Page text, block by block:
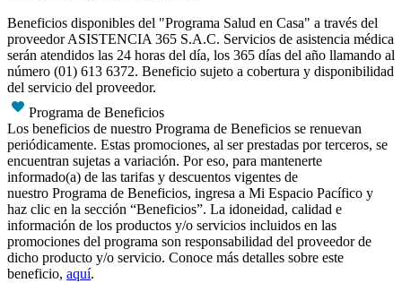
Beneficios disponibles del "Programa Salud en Casa" a través del
proveedor ASISTENCIA 365 S.A.C. Servicios de asistencia médica
serán atendidos las 24 horas del día, los 365 días del año llamando al
número (01) 613 6372. Beneficio sujeto a cobertura y disponibilidad
del servicio del proveedor.
Programa de Beneficios
Los beneficios de nuestro Programa de Beneficios se renuevan
periódicamente. Estas promociones, al ser prestadas por terceros, se
encuentran sujetas a variación. Por eso, para mantenerte
informado(a) de las tarifas y descuentos vigentes de
nuestro Programa de Beneficios, ingresa a Mi Espacio Pacífico y
haz clic en la sección “Beneficios”. La idoneidad, calidad e
información de los productos y/o servicios incluidos en las
promociones del programa son responsabilidad del proveedor de
dicho producto y/o servicio. Conoce más detalles sobre este
beneficio, aquí.